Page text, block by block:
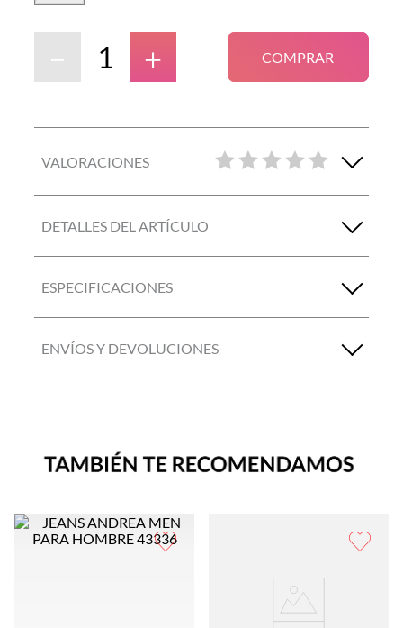
＋
－ COMPRAR
VALORACIONES
DETALLES DEL ARTÍCULO
ESPECIFICACIONES
ENVÍOS Y DEVOLUCIONES